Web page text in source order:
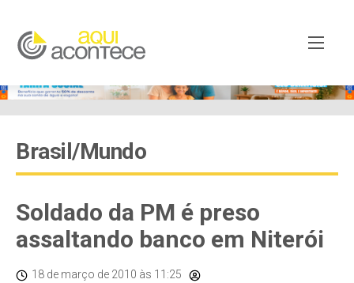
Brasil/Mundo
Soldado da PM é preso
assaltando banco em Niterói
18 de março de 2010 às 11:25